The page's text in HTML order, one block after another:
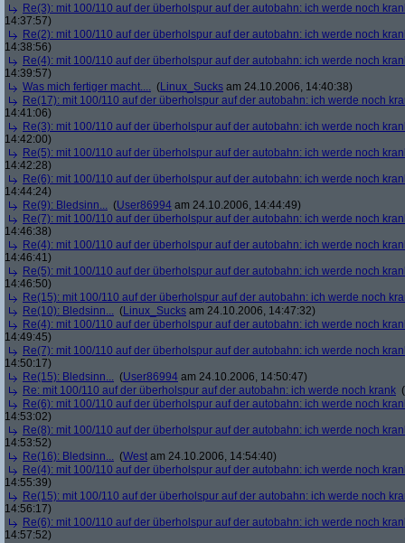
Re(3): mit 100/110 auf der überholspur auf der autobahn: ich werde noch
14:37:57)
Re(2): mit 100/110 auf der überholspur auf der autobahn: ich werde noch
14:38:56)
Re(4): mit 100/110 auf der überholspur auf der autobahn: ich werde noch
14:39:57)
Was mich fertiger macht.... (Linux_Sucks am 24.10.2006, 14:40:38)
Re(17): mit 100/110 auf der überholspur auf der autobahn: ich werde noch
14:41:06)
Re(3): mit 100/110 auf der überholspur auf der autobahn: ich werde noch
14:42:00)
Re(5): mit 100/110 auf der überholspur auf der autobahn: ich werde noch
14:42:28)
Re(6): mit 100/110 auf der überholspur auf der autobahn: ich werde noch
14:44:24)
Re(9): Bledsinn... (User86994 am 24.10.2006, 14:44:49)
Re(7): mit 100/110 auf der überholspur auf der autobahn: ich werde noch
14:46:38)
Re(4): mit 100/110 auf der überholspur auf der autobahn: ich werde noch
14:46:41)
Re(5): mit 100/110 auf der überholspur auf der autobahn: ich werde noch
14:46:50)
Re(15): mit 100/110 auf der überholspur auf der autobahn: ich werde noch
Re(10): Bledsinn... (Linux_Sucks am 24.10.2006, 14:47:32)
Re(4): mit 100/110 auf der überholspur auf der autobahn: ich werde noch
14:49:45)
Re(7): mit 100/110 auf der überholspur auf der autobahn: ich werde noch
14:50:17)
Re(15): Bledsinn... (User86994 am 24.10.2006, 14:50:47)
Re: mit 100/110 auf der überholspur auf der autobahn: ich werde noch krank (
Re(6): mit 100/110 auf der überholspur auf der autobahn: ich werde noch
14:53:02)
Re(8): mit 100/110 auf der überholspur auf der autobahn: ich werde noch
14:53:52)
Re(16): Bledsinn... (West am 24.10.2006, 14:54:40)
Re(4): mit 100/110 auf der überholspur auf der autobahn: ich werde noch
14:55:39)
Re(15): mit 100/110 auf der überholspur auf der autobahn: ich werde noch
14:56:17)
Re(6): mit 100/110 auf der überholspur auf der autobahn: ich werde noch
14:57:52)